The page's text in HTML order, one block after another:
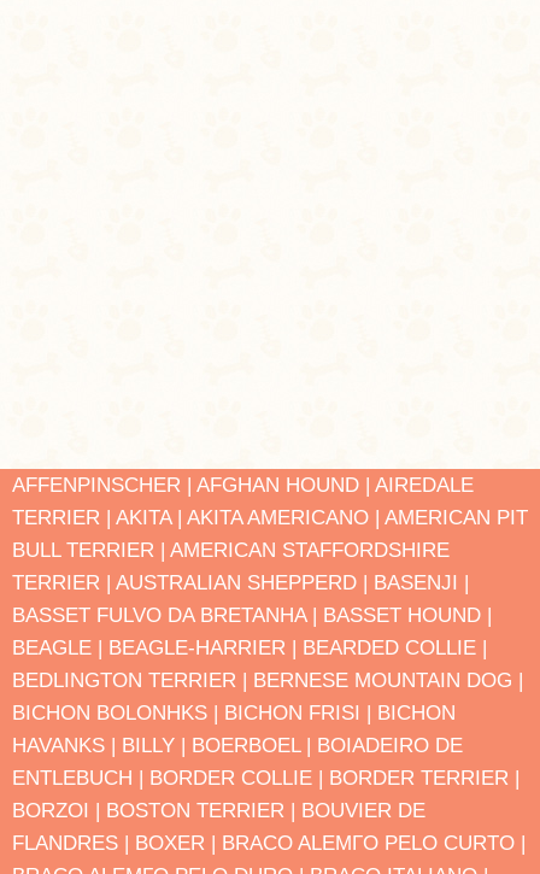
AFFENPINSCHER | AFGHAN HOUND | AIREDALE
TERRIER | AKITA | AKITA AMERICANO | AMERICAN PIT
BULL TERRIER | AMERICAN STAFFORDSHIRE
TERRIER | AUSTRALIAN SHEPPERD |
BASENJI |
BASSET FULVO DA BRETANHA |
BASSET HOUND |
BEAGLE |
BEAGLE-HARRIER |
BEARDED COLLIE |
BEDLINGTON TERRIER |
BERNESE MOUNTAIN DOG |
BICHON BOLONHΚS |
BICHON FRISΙ |
BICHON
HAVANΚS |
BILLY | BOERBOEL |
BOIADEIRO DE
ENTLEBUCH |
BORDER COLLIE |
BORDER TERRIER |
BORZOI |
BOSTON TERRIER |
BOUVIER DE
FLANDRES |
BOXER |
BRACO ALEMΓO PELO CURTO |